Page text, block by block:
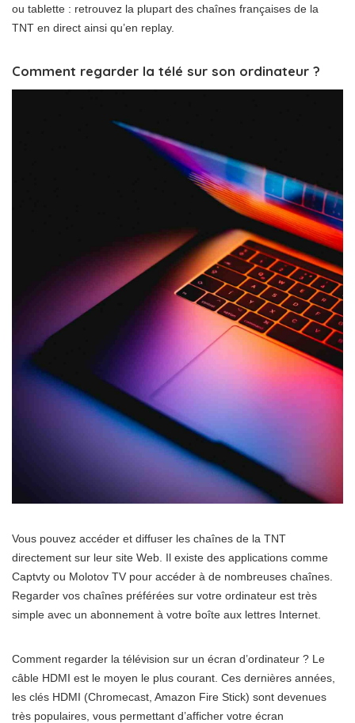
ou tablette : retrouvez la plupart des chaînes françaises de la
TNT en direct ainsi qu’en replay.
Comment regarder la télé sur son ordinateur ?
Vous pouvez accéder et diffuser les chaînes de la TNT
directement sur leur site Web. Il existe des applications comme
Captvty ou Molotov TV pour accéder à de nombreuses chaînes.
Regarder vos chaînes préférées sur votre ordinateur est très
simple avec un abonnement à votre boîte aux lettres Internet.
Comment regarder la télévision sur un écran d’ordinateur ? Le
câble HDMI est le moyen le plus courant. Ces dernières années,
les clés HDMI (Chromecast, Amazon Fire Stick) sont devenues
très populaires, vous permettant d’afficher votre écran